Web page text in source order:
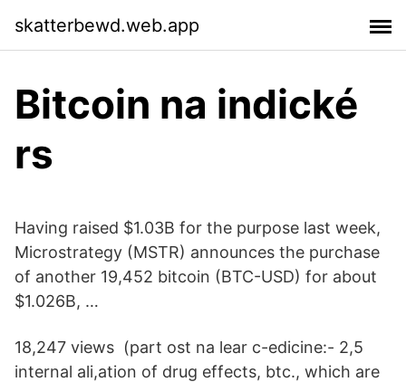
skatterbewd.web.app
Bitcoin na indické
rs
Having raised $1.03B for the purpose last week,
Microstrategy (MSTR) announces the purchase
of another 19,452 bitcoin (BTC-USD) for about
$1.026B, …
18,247 views (part ost na lear c-edicine:- 2,5
internal ali,ation of drug effects, btc., which are